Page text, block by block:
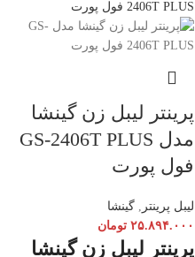
پرینتر لیبل زن گینشا
مدل GS-2406T PLUS
فول پورت
لیبل پرینتر , گینشا
۲۵.۸۹۴.۰۰۰ تومان
پرینتر لیبل زن گینشا